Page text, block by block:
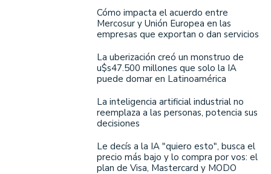
Cómo impacta el acuerdo entre
Mercosur y Unión Europea en las
empresas que exportan o dan servicios
La uberización creó un monstruo de
u$s47.500 millones que solo la IA
puede domar en Latinoamérica
La inteligencia artificial industrial no
reemplaza a las personas, potencia sus
decisiones
Le decís a la IA "quiero esto", busca el
precio más bajo y lo compra por vos: el
plan de Visa, Mastercard y MODO